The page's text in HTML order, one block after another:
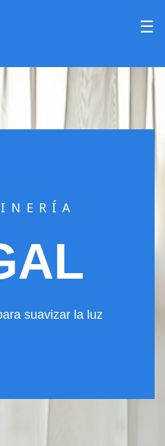
☰
suavizar la luz